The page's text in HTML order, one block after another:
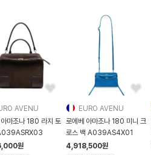
AVENU
마조나 180 라지 토
원
EURO AVENU
로에베 아마조나 180 미니 크
로스 백 A039AS4X01
4,918,500원